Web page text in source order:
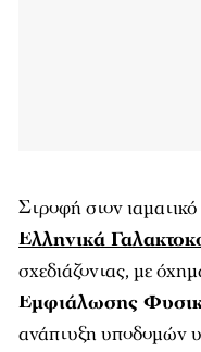
Στροφή στον
Ελληνικά
σχεδιάζοντας, με
Εμφιάλωσης
ανάπτυξη υποδομών